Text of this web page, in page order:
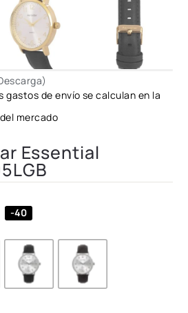
gastos de envío se calculan en la
mercado
Essential
-40